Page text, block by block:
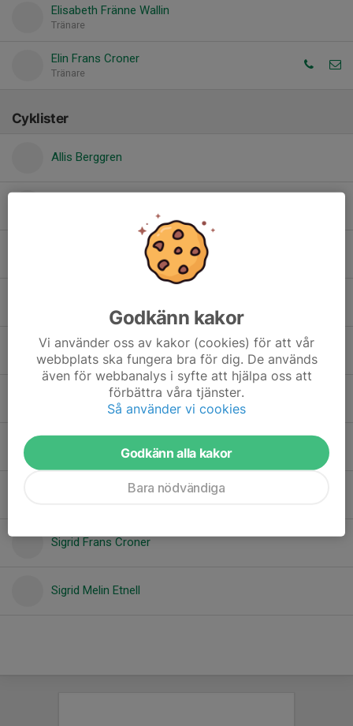
Elisabeth Fränne Wallin
Tränare
Elin Frans Croner
Tränare
Cyklister
Allis Berggren
Lilly Waldehag
Lyke Bodare
Malvina Händemark
Sigrid Frans Croner
Sigrid Melin Etnell
Godkänn kakor
Vi använder oss av kakor (cookies) för att vår
webbplats ska fungera bra för dig. De används
även för webbanalys i syfte att hjälpa oss att
förbättra våra tjänster.
Så använder vi cookies
Godkänn alla kakor
Bara nödvändiga